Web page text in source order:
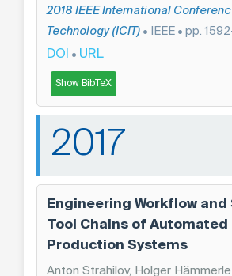
2018 IEEE International
Technology (ICIT) • IEEE • pp.
DOI • URL
Show BibTeX
2017
Engineering Workflow
Tool Chains of Automated
Production Systems
Anton Strahilov, Holger Hämmerle